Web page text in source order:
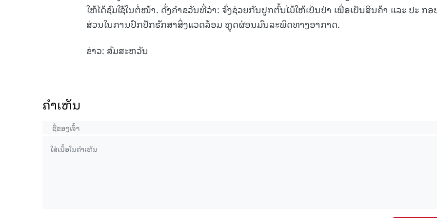
ໃຫ້ໄດ້ຊົມໃຊ້ໃນຕໍ່ໜ້າ. ດັ່ງຄຳຂວັນທີ່ວ່າ: ຈົ່ງຊ່ວຍກັນປູກຕົ້ນໄມ້ໃຫ້ເປັນປ່າ ເພື່ອເປັນສິນຄ້າ ແລະ ປະ ກອ
ສ່ວນໃນການປົກປັກຮັກສາສິ່ງແວດລ້ອມ ຫຼຸດຜ່ອນມົນລະພິດທາງອາກາດ.
ຂ່າວ: ສົມສະຫວັນ
ຄໍາເຫັນ